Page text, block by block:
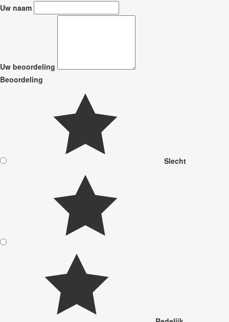
Uw naam
Uw beoordeling
Beoordeling
Slecht